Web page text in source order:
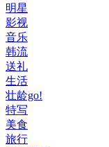
明星
影视
音乐
韩流
送礼
生活
壮龄go!
特写
美食
旅行